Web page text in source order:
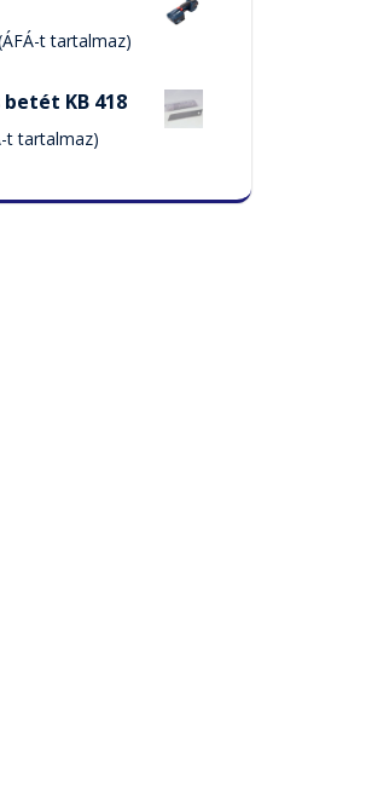
t tartalmaz)
betét KB 418
t tartalmaz)